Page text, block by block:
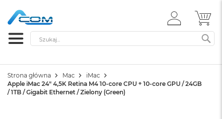
ZALOGUJ
SIĘ
Szukaj
Strona główna Mac
iMac
Apple iMac 24" 4,5K Retina M4 10-core CPU + 10-core GPU / 24GB
/ 1TB / Gigabit Ethernet / Zielony (Green)